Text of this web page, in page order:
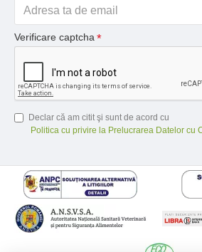
Verificare captcha
Declar că am citit şi sunt de acord cu
Politica cu privire la Prelucrarea Datelor cu